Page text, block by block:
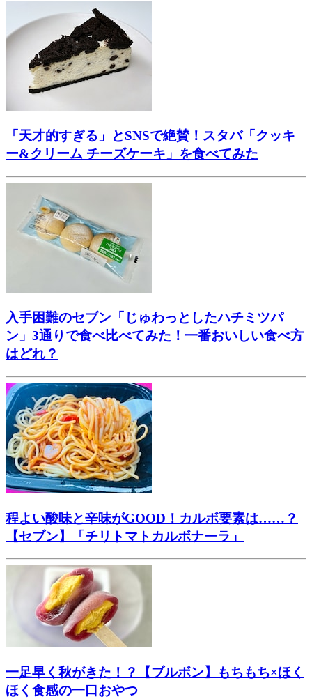
「天才的すぎる」とSNSで絶賛！スタバ「クッキ
ー&クリーム チーズケーキ」を食べてみた
入手困難のセブン「じゅわっとしたハチミツパ
ン」3通りで食べ比べてみた！一番おいしい食べ方
はどれ？
程よい酸味と辛味がGOOD！カルボ要素は……？
【セブン】「チリトマトカルボナーラ」
一足早く秋がきた！？【ブルボン】もちもち×ほく
ほく食感の一口おやつ